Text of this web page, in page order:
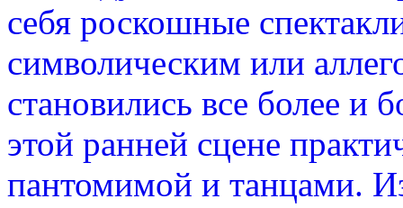
себя роскошные
символическим или
становились все более и
этой ранней сцене
пантомимой и танцами.